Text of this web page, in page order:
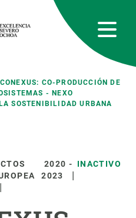
CONEXUS: CO-PRODUCCIÓN DE
- NEXO
SOSTENIBILIDAD URBANA
2020 -
2023
INACTIVO